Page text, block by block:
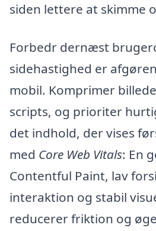
siden lettere at skimme
Forbedr dernæst
sidehastighed er
mobil. Komprimer
scripts, og prioriter
det indhold, der vises
med Core Web Vitals: En
Contentful Paint, lav
interaktion og stabil
reducerer friktion og